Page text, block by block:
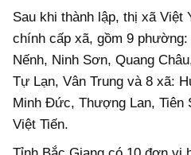
Sau khi thành lập, thị xã Việt
chính cấp xã, gồm 9
Nếnh, Ninh Sơn, Quang
Tự Lạn, Vân Trung và 8 xã:
Minh Đức, Thượng Lan, Tiên
Việt Tiến.